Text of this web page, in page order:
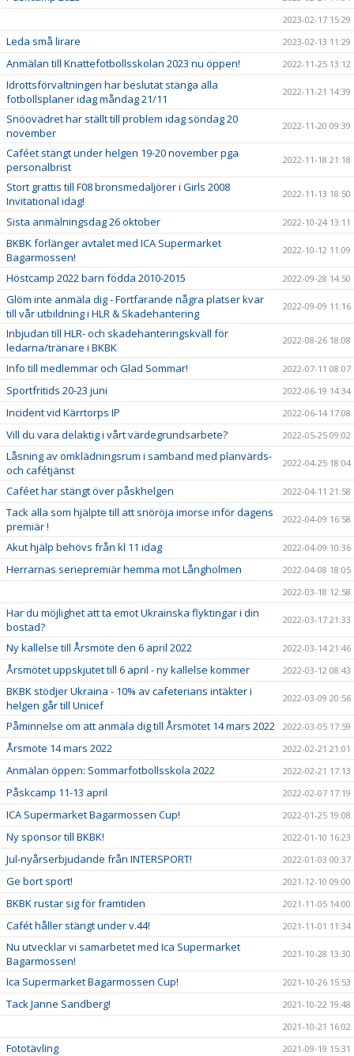
2023-02-17 15:29
Leda små lirare 2023-02-13 11:29
Anmälan till Knattefotbollsskolan 2023 nu öppen! 2022-11-25 13:12
Idrottsförvaltningen har beslutat stänga alla
fotbollsplaner idag måndag 21/11
2022-11-21 14:39
Snöovädret har ställt till problem idag söndag 20
november
2022-11-20 09:39
Caféet stängt under helgen 19-20 november pga
personalbrist
2022-11-18 21:18
Stort grattis till F08 bronsmedaljörer i Girls 2008
Invitational idag!
2022-11-13 18:50
Sista anmälningsdag 26 oktober 2022-10-24 13:11
BKBK förlänger avtalet med ICA Supermarket
Bagarmossen!
2022-10-12 11:09
Höstcamp 2022 barn födda 2010-2015 2022-09-28 14:50
Glöm inte anmäla dig - Fortfarande några platser kvar
till vår utbildning i HLR & Skadehantering
2022-09-09 11:16
Inbjudan till HLR- och skadehanteringskväll för
ledarna/tränare i BKBK
2022-08-26 18:08
Info till medlemmar och Glad Sommar! 2022-07-11 08:07
Sportfritids 20-23 juni 2022-06-19 14:34
Incident vid Kärrtorps IP 2022-06-14 17:08
Vill du vara delaktig i vårt värdegrundsarbete? 2022-05-25 09:02
Låsning av omklädningsrum i samband med planvärds-
och cafétjänst
2022-04-25 18:04
Caféet har stängt över påskhelgen 2022-04-11 21:58
Tack alla som hjälpte till att snöröja imorse inför dagens
premiär !
2022-04-09 16:58
Akut hjälp behövs från kl 11 idag 2022-04-09 10:36
Herrarnas seriepremiär hemma mot Långholmen
2022-04-08 18:05
2022-03-18 12:58
Har du möjlighet att ta emot Ukrainska flyktingar i din
bostad?
2022-03-17 21:33
Ny kallelse till Årsmöte den 6 april 2022 2022-03-14 21:46
Årsmötet uppskjutet till 6 april - ny kallelse kommer 2022-03-12 08:43
BKBK stödjer Ukraina - 10% av cafeterians intäkter i
helgen går till Unicef
2022-03-09 20:56
Påminnelse om att anmäla dig till Årsmötet 14 mars 2022 2022-03-05 17:59
Årsmöte 14 mars 2022 2022-02-21 21:01
Anmälan öppen: Sommarfotbollsskola 2022 2022-02-21 17:13
Påskcamp 11-13 april 2022-02-07 17:19
ICA Supermarket Bagarmossen Cup! 2022-01-25 19:08
Ny sponsor till BKBK! 2022-01-10 16:23
Jul-nyårserbjudande från INTERSPORT! 2022-01-03 00:37
Ge bort sport! 2021-12-10 09:00
BKBK rustar sig för framtiden 2021-11-05 14:00
Cafét håller stängt under v.44! 2021-11-01 11:34
Nu utvecklar vi samarbetet med Ica Supermarket
Bagarmossen!
2021-10-28 13:30
Ica Supermarket Bagarmossen Cup! 2021-10-26 15:53
Tack Janne Sandberg!
2021-10-22 19:48
2021-10-21 16:02
Fototävling 2021-09-19 15:31